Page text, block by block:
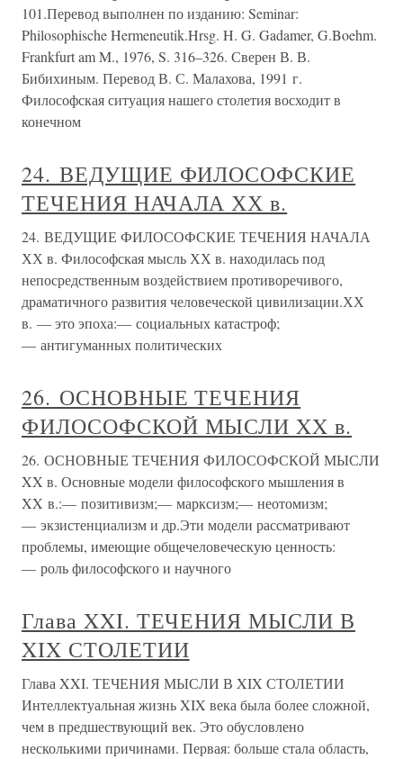
101.Перевод выполнен по изданию: Seminar:
Philosophische Hermeneutik.Hrsg. H. G. Gadamer, G.Boehm.
Frankfurt am M., 1976, S. 316–326. Сверен В. В.
Бибихиным. Перевод В. С. Малахова, 1991 г.
Философская ситуация нашего столетия восходит в
конечном
24. ВЕДУЩИЕ ФИЛОСОФСКИЕ
ТЕЧЕНИЯ НАЧАЛА ХХ в.
24. ВЕДУЩИЕ ФИЛОСОФСКИЕ ТЕЧЕНИЯ НАЧАЛА
ХХ в. Философская мысль ХХ в. находилась под
непосредственным воздействием противоречивого,
драматичного развития человеческой цивилизации.ХХ
в. — это эпоха:— социальных катастроф;
— антигуманных политических
26. ОСНОВНЫЕ ТЕЧЕНИЯ
ФИЛОСОФСКОЙ МЫСЛИ XX в.
26. ОСНОВНЫЕ ТЕЧЕНИЯ ФИЛОСОФСКОЙ МЫСЛИ
XX в. Основные модели философского мышления в
XX в.:— позитивизм;— марксизм;— неотомизм;
— экзистенциализм и др.Эти модели рассматривают
проблемы, имеющие общечеловеческую ценность:
— роль философского и научного
Глава XXI. ТЕЧЕНИЯ МЫСЛИ В
XIX СТОЛЕТИИ
Глава XXI. ТЕЧЕНИЯ МЫСЛИ В XIX СТОЛЕТИИ
Интеллектуальная жизнь XIX века была более сложной,
чем в предшествующий век. Это обусловлено
несколькими причинами. Первая: больше стала область,